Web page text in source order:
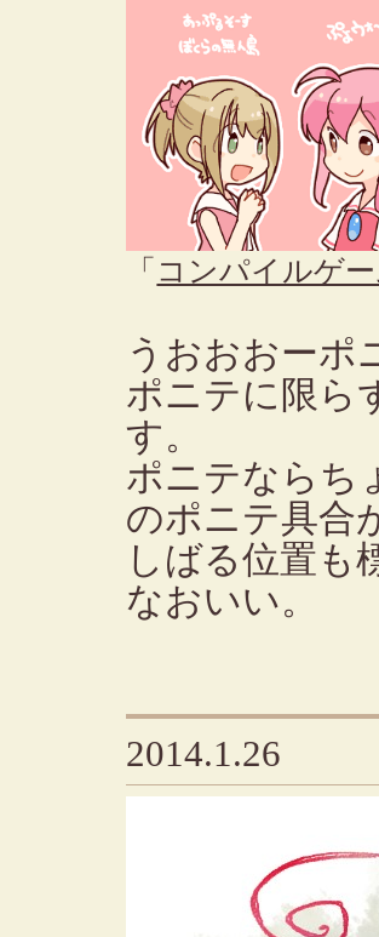
「 コンパイルゲ
うおおおーポ
ポニテに限ら
す。
ポニテならち
のポニテ具合
しばる位置も
なおいい。
2014.1.26